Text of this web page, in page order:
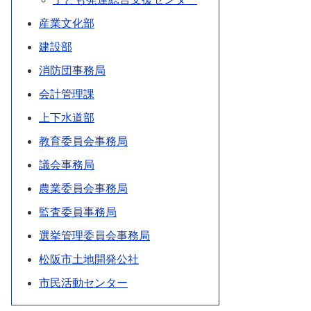
産業文化部
建設部
消防団事務局
会計管理課
上下水道部
教育委員会事務局
議会事務局
農業委員会事務局
監査委員事務局
選挙管理委員会事務局
松阪市土地開発公社
市民活動センター